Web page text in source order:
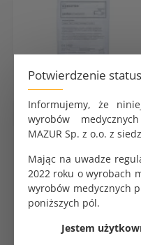
Potwierdzenie
Informujemy, że
wyrobów
MAZUR Sp. z o.o. z
Mając na uwadze
2022 roku o wyrobach
wyrobów medycznych
poniższych pól.
Jestem
Rękawice medyczne
Rękawice chirurgiczne
pudrowane 7,0 sterylne 1 para
Mercator
KOD PRODUKTU:
G0436
BRUTTO